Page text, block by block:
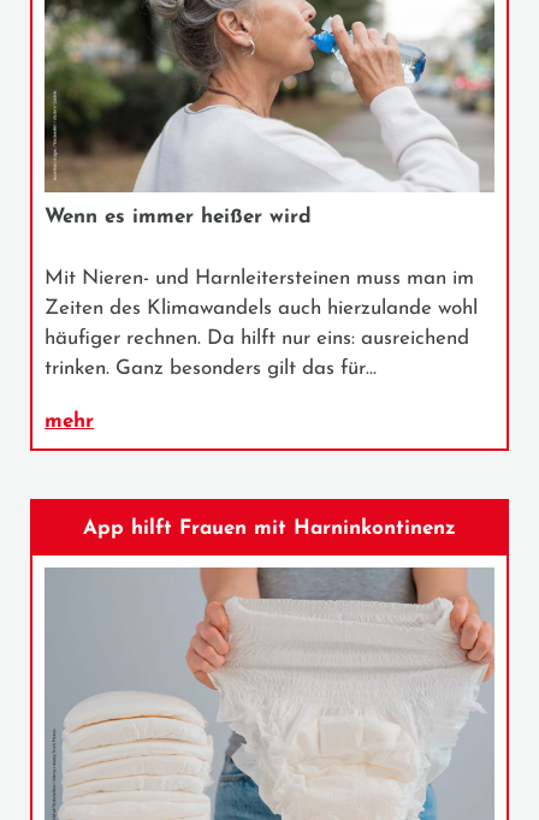
Wenn es immer heißer wird
Mit Nieren- und Harnleitersteinen muss man im
Zeiten des Klimawandels auch hierzulande wohl
häufiger rechnen. Da hilft nur eins: ausreichend
trinken. Ganz besonders gilt das für…
mehr
App hilft Frauen mit Harninkontinenz